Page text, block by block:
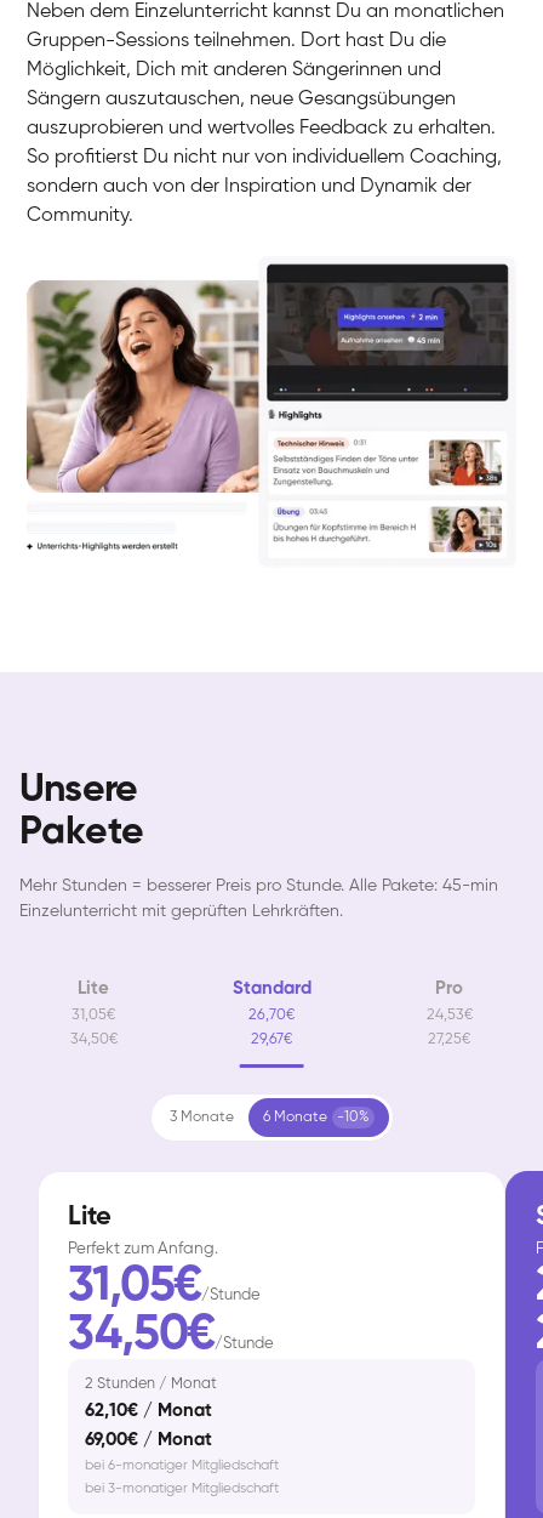
Neben dem Einzelunterricht kannst Du an monatlichen
Gruppen-Sessions teilnehmen. Dort hast Du die
Möglichkeit, Dich mit anderen Sängerinnen und
Sängern auszutauschen, neue Gesangsübungen
auszuprobieren und wertvolles Feedback zu erhalten.
So profitierst Du nicht nur von individuellem Coaching,
sondern auch von der Inspiration und Dynamik der
Community.
Unsere
Pakete
Mehr Stunden = besserer Preis pro Stunde. Alle Pakete: 45-min
Einzelunterricht mit geprüften Lehrkräften.
Lite
31,05€
34,50€
Standard
26,70€
29,67€
Pro
24,53€
27,25€
3 Monate 6 Monate -10%
Lite
Perfekt zum Anfang.
31,05€/Stunde
34,50€/Stunde
2 Stunden / Monat
62,10€ / Monat
69,00€ / Monat
bei 6-monatiger Mitgliedschaft
bei 3-monatiger Mitgliedschaft